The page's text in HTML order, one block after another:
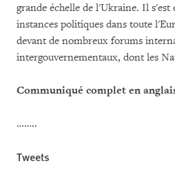
grande échelle de l'Ukraine. Il s'est
instances politiques dans toute
devant de nombreux forums
intergouvernementaux, dont les
Communiqué complet en
……..
Tweets